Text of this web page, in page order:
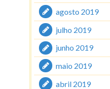
agosto 2019
julho 2019
junho 2019
maio 2019
abril 2019